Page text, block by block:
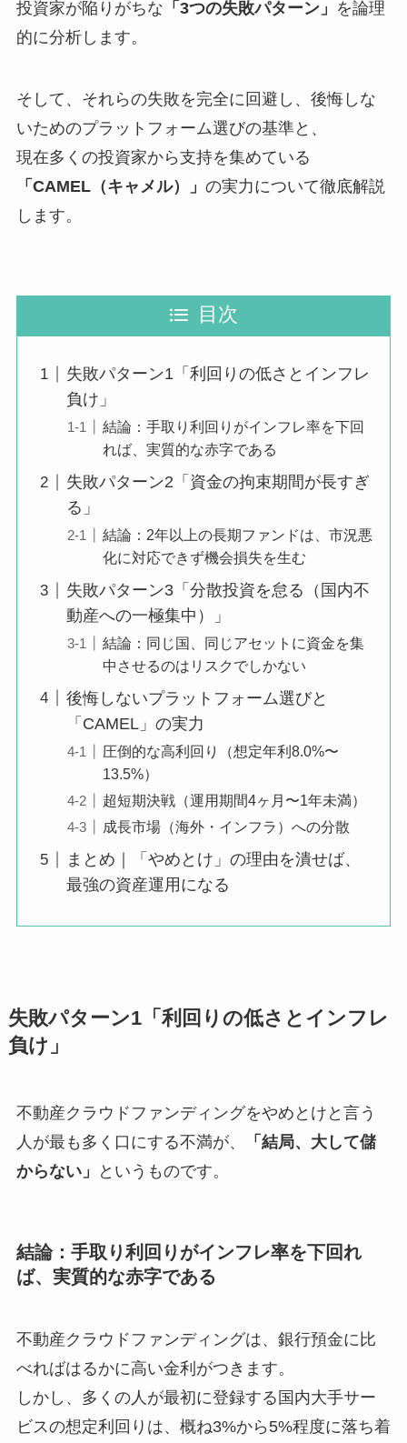
投資家が陥りがちな 「3つの失敗パターン」 を論理
的に分析します。
そして、それらの失敗を完全に回避し、後悔しな
いためのプラットフォーム選びの基準と、
現在多くの投資家から支持を集めている
「CAMEL（キャメル）」 の実力について徹底解説
します。
目次
失敗パターン1「利回りの低さとインフレ
負け」
結論：手取り利回りがインフレ率を下回
れば、実質的な赤字である
失敗パターン2「資金の拘束期間が長すぎ
る」
結論：2年以上の長期ファンドは、市況悪
化に対応できず機会損失を生む
失敗パターン3「分散投資を怠る（国内不
動産への一極集中）」
結論：同じ国、同じアセットに資金を集
中させるのはリスクでしかない
後悔しないプラットフォーム選びと
「CAMEL」の実力
圧倒的な高利回り（想定年利8.0%〜
13.5%）
超短期決戦（運用期間4ヶ月〜1年未満）
成長市場（海外・インフラ）への分散
まとめ｜「やめとけ」の理由を潰せば、
最強の資産運用になる
失敗パターン1「利回りの低さとインフレ
負け」
不動産クラウドファンディングをやめとけと言う
人が最も多く口にする不満が、
「結局、大して儲
からない」
というものです。
結論：手取り利回りがインフレ率を下回れ
ば、実質的な赤字である
不動産クラウドファンディングは、銀行預金に比
べればはるかに高い金利がつきます。
しかし、多くの人が最初に登録する国内大手サー
ビスの想定利回りは、概ね3%から5%程度に落ち着